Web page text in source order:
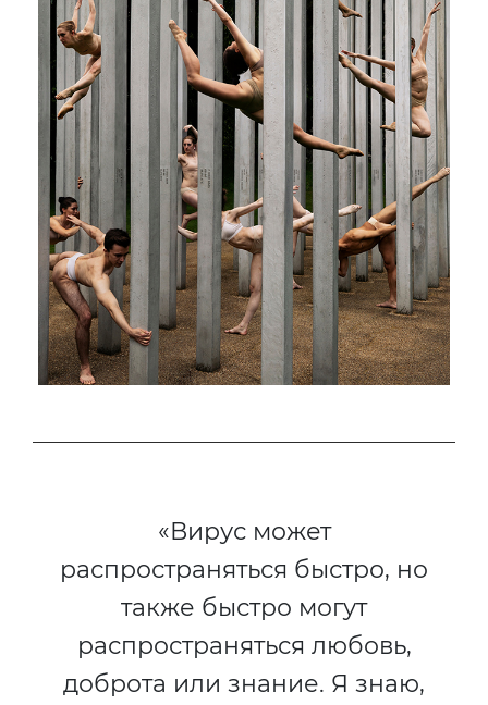
«Вирус может
распространяться быстро, но
также быстро могут
распространяться любовь,
доброта или знание. Я знаю,